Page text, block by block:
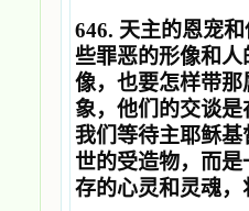
646. 天主的恩宠
些罪恶的形像和
像，也要怎样带
象，他们的交谈
我们等待主耶稣
世的受造物，而
存的心灵和灵魂